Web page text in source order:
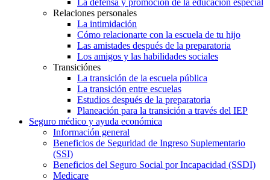
Relaciones personales
La intimidación
Cómo relacionarte con la escuela de tu hijo
Las amistades después de la preparatoria
Los amigos y las habilidades sociales
Transiciónes
La transición de la escuela pública
La transición entre escuelas
Estudios después de la preparatoria
Planeación para la transición a través del IEP
Seguro médico y ayuda económica
Información general
Beneficios de Seguridad de Ingreso Suplementario
(SSI)
Beneficios del Seguro Social por Incapacidad (SSDI)
Medicare